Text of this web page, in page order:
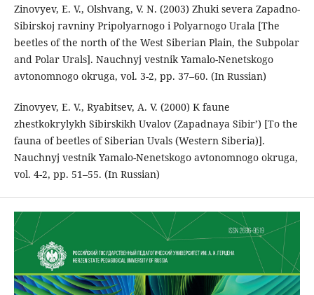
Zinovyev, E. V., Olshvang, V. N. (2003) Zhuki severa Zapadno-
Sibirskoj ravniny Pripolyarnogo i Polyarnogo Urala [The
beetles of the north of the West Siberian Plain, the Subpolar
and Polar Urals]. Nauchnyj vestnik Yamalo-Nenetskogo
avtonomnogo okruga, vol. 3-2, pp. 37–60. (In Russian)
Zinovyev, E. V., Ryabitsev, A. V. (2000) K faune
zhestkokrylykh Sibirskikh Uvalov (Zapadnaya Sibir’) [To the
fauna of beetles of Siberian Uvals (Western Siberia)].
Nauchnyj vestnik Yamalo-Nenetskogo avtonomnogo okruga,
vol. 4-2, pp. 51–55. (In Russian)